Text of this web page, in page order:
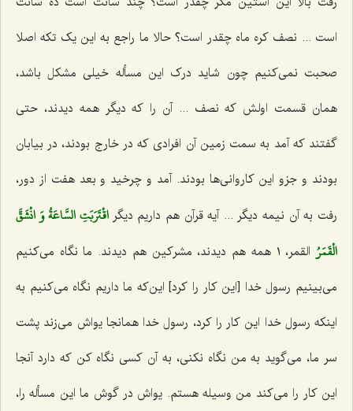
است ... نصف کره ماه چقدر است؟ حالا ما راجع به این یک تکه اصلا
صحبت نمی‌کنیم چون شاید درک این مسأله خیلی مشکل باشد،
همان قسمت اولش که نصف ... آن را که دیگر همه دیدند، حتی
گفتند که آمد به سمت زمین آن افرادی که در خارج بودند، در بیابان
بودند و جزو این کاروانی‌ها بودند. آمد و چرخید و بعد هفت از دور،
رفت به آن نیمه دیگر ... آیه قرآن هم داریم دیگر اقْتَرَبَتِ السَّاعَةُ وَ انْشَقَّ
الْقَمَرُ
القمر، ١ همه هم دیدند، مشرکین هم دیدند. ما نگاه می‌کنیم
می‌بینیم رسول خدا [این کار را کرد] این‌که ما داریم نگاه می‌کنیم به
اینکه رسول خدا این کار را کرد، رسول خدا همانجا یواش می‌زند پشت
سر ما، می‌گوید به من نگاه نکنی، به آن کسی نگاه کن که دارد آنجا
این کار را می‌کند من وسیله هستم. یواش در گوش ما این مسأله را،